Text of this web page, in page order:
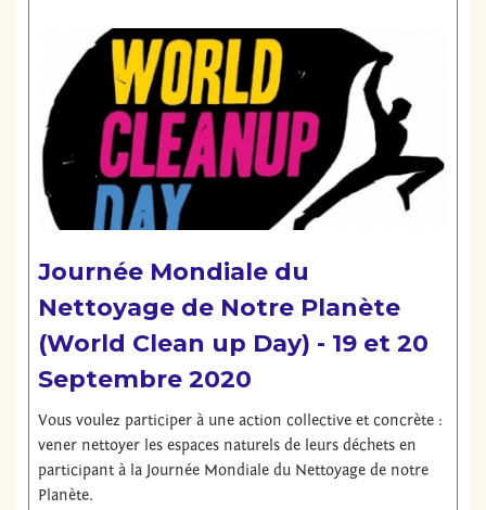
Journée Mondiale du
Nettoyage de Notre Planète
(World Clean up Day) - 19 et 20
Septembre 2020
Vous voulez participer à une action collective et concrète :
vener nettoyer les espaces naturels de leurs déchets en
participant à la Journée Mondiale du Nettoyage de notre
Planète.